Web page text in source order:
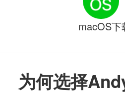
为何选择
macOS下